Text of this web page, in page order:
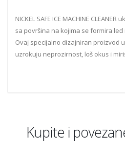
NICKEL SAFE ICE MACHINE
sa površina na kojima se formira
Ovaj specijalno dizajniran proizvod
uzrokuju neprozirnost, loš okus i
Kupite i